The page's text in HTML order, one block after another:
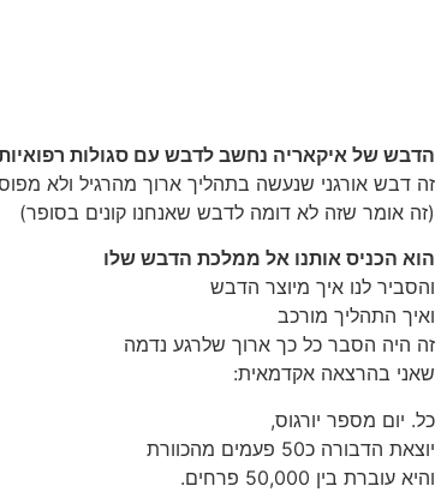
הדבש של איקאריה נחשב לדבש עם סגולות
זה דבש אורגני שנעשה בתהליך ארוך מהרגיל ולא
(זה אומר שזה לא דומה לדבש שאנחנו קונים בסופר)
הוא הכניס אותנו אל ממלכת הדבש שלו
והסביר לנו איך מיוצר הדבש
ואיך התהליך מורכב
זה היה הסבר כל כך ארוך שלרגע נדמה
שאני בהרצאה אקדמאית:
כל. יום מספר יורגוס,
יוצאת הדבורה כ50 פעמים מהכוורת
והיא עוברת בין 50,000 פרחים.